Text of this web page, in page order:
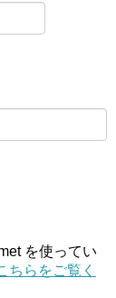
を使ってい
ちらをご覧く